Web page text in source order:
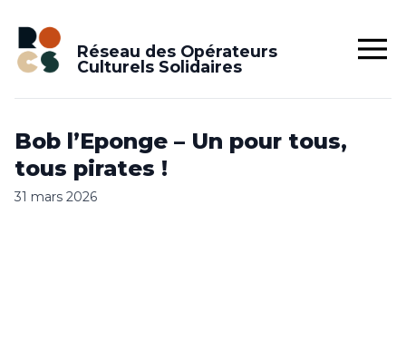
Réseau des Opérateurs
Culturels Solidaires
Bob l’Eponge – Un pour tous,
tous pirates !
31 mars 2026